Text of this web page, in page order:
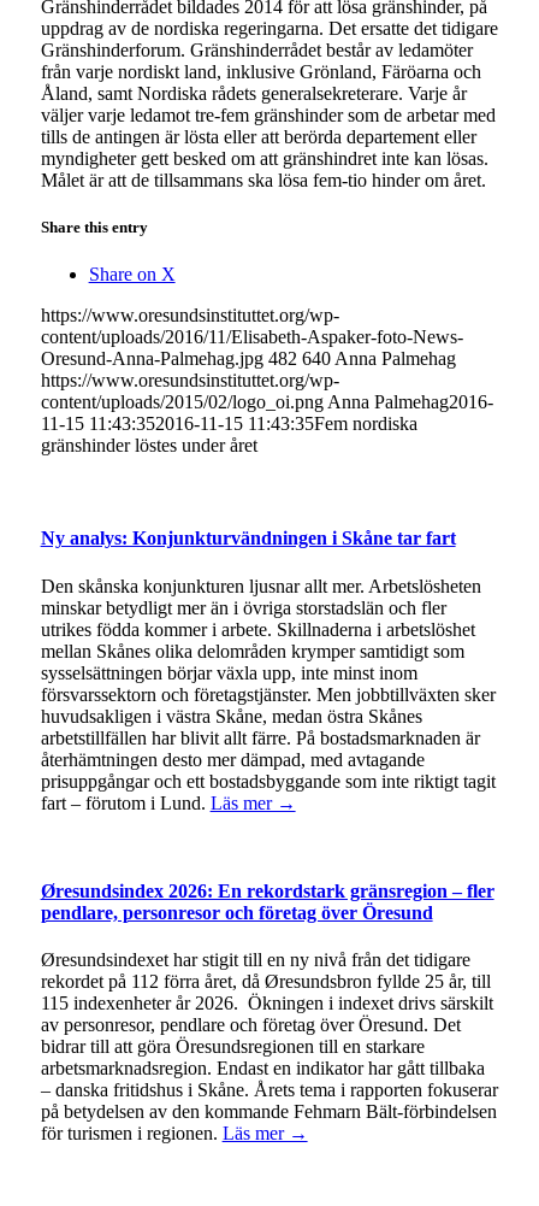
Gränshinderrådet bildades 2014 för att lösa gränshinder, på
uppdrag av de nordiska regeringarna. Det ersatte det tidigare
Gränshinderforum. Gränshinderrådet består av ledamöter
från varje nordiskt land, inklusive Grönland, Färöarna och
Åland, samt Nordiska rådets generalsekreterare. Varje år
väljer varje ledamot tre-fem gränshinder som de arbetar med
tills de antingen är lösta eller att berörda departement eller
myndigheter gett besked om att gränshindret inte kan lösas.
Målet är att de tillsammans ska lösa fem-tio hinder om året.
Share this entry
Share on X
https://www.oresundsinstituttet.org/wp-
content/uploads/2016/11/Elisabeth-Aspaker-foto-News-
Oresund-Anna-Palmehag.jpg 482 640 Anna Palmehag
https://www.oresundsinstituttet.org/wp-
content/uploads/2015/02/logo_oi.png Anna Palmehag2016-
11-15 11:43:352016-11-15 11:43:35Fem nordiska
gränshinder löstes under året
Ny analys: Konjunkturvändningen i Skåne tar fart
Den skånska konjunkturen ljusnar allt mer. Arbetslösheten
minskar betydligt mer än i övriga storstadslän och fler
utrikes födda kommer i arbete. Skillnaderna i arbetslöshet
mellan Skånes olika delområden krymper samtidigt som
sysselsättningen börjar växla upp, inte minst inom
försvarssektorn och företagstjänster. Men jobbtillväxten sker
huvudsakligen i västra Skåne, medan östra Skånes
arbetstillfällen har blivit allt färre. På bostadsmarknaden är
återhämtningen desto mer dämpad, med avtagande
prisuppgångar och ett bostadsbyggande som inte riktigt tagit
fart – förutom i Lund. Läs mer →
Øresundsindex 2026: En rekordstark gränsregion – fler
pendlare, personresor och företag över Öresund
Øresundsindexet har stigit till en ny nivå från det tidigare
rekordet på 112 förra året, då Øresundsbron fyllde 25 år, till
115 indexenheter år 2026. Ökningen i indexet drivs särskilt
av personresor, pendlare och företag över Öresund. Det
bidrar till att göra Öresundsregionen till en starkare
arbetsmarknadsregion. Endast en indikator har gått tillbaka
– danska fritidshus i Skåne. Årets tema i rapporten fokuserar
på betydelsen av den kommande Fehmarn Bält-förbindelsen
för turismen i regionen. Läs mer →